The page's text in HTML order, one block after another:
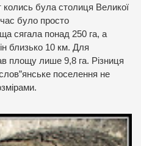
була столиця Великої
час було просто
сягала понад 250 га, а
близько 10 км. Для
площу лише 9,8 га. Різниця
поселення не